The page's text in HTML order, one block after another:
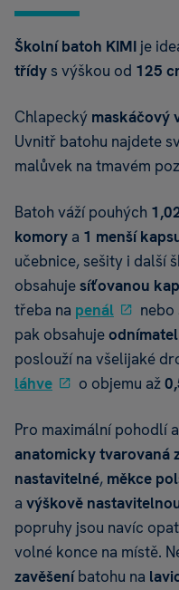
Školní batoh KIMI je
třídy s výškou od 125
Chlapecký maskáčový
Uvnitř batohu najdete
malůvek na tmavém
Batoh váží pouhých
komory a 1 menší
učebnice, sešity i další
obsahujesíťovanou
třeba na penál nebo
pak obsahuje
poslouží na všelijaké
láhve
o objemu až
Pro maximální pohodlí a
anatomicky tvarovaná
nastavitelné, měkce
a výškově
popruhy jsou navíc
volné konce na místě.
zavěšeníbatohu na